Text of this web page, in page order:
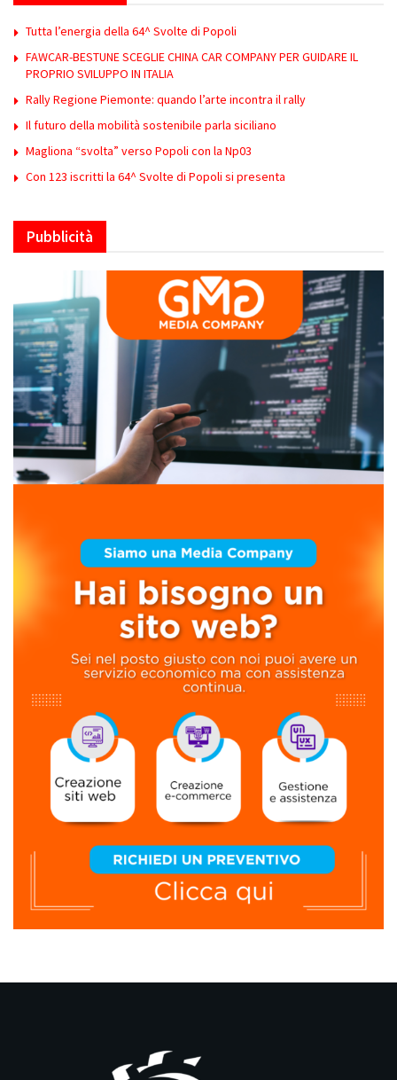
Tutta l’energia della 64^ Svolte di Popoli
FAWCAR-BESTUNE SCEGLIE CHINA CAR COMPANY PER GUIDARE IL
PROPRIO SVILUPPO IN ITALIA
Rally Regione Piemonte: quando l’arte incontra il rally
Il futuro della mobilità sostenibile parla siciliano
Magliona “svolta” verso Popoli con la Np03
Con 123 iscritti la 64^ Svolte di Popoli si presenta
Pubblicità